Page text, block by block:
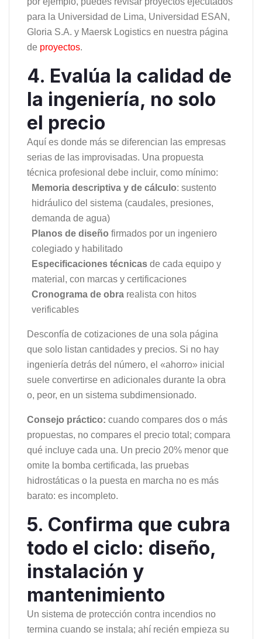
para la Universidad de Lima, Universidad ESAN,
Gloria S.A. y Maersk Logistics en nuestra página
de proyectos.
4. Evalúa la calidad de
la ingeniería, no solo
el precio
Aquí es donde más se diferencian las empresas
serias de las improvisadas. Una propuesta
técnica profesional debe incluir, como mínimo:
Memoria descriptiva y de cálculo: sustento
hidráulico del sistema (caudales, presiones,
demanda de agua)
Planos de diseño firmados por un ingeniero
colegiado y habilitado
Especificaciones técnicas de cada equipo y
material, con marcas y certificaciones
Cronograma de obra realista con hitos
verificables
Desconfía de cotizaciones de una sola página
que solo listan cantidades y precios. Si no hay
ingeniería detrás del número, el «ahorro» inicial
suele convertirse en adicionales durante la obra
o, peor, en un sistema subdimensionado.
Consejo práctico: cuando compares dos o más
propuestas, no compares el precio total; compara
qué incluye cada una. Un precio 20% menor que
omite la bomba certificada, las pruebas
hidrostáticas o la puesta en marcha no es más
barato: es incompleto.
5. Confirma que cubra
todo el ciclo: diseño,
instalación y
mantenimiento
Un sistema de protección contra incendios no
termina cuando se instala; ahí recién empieza su